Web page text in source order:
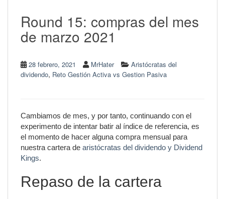
Round 15: compras del mes
de marzo 2021
28 febrero, 2021 MrHater
Aristócratas del
dividendo, Reto Gestión Activa vs Gestion Pasiva
Cambiamos de mes, y por tanto, continuando con el
experimento de intentar batir al índice de referencia, es
el momento de hacer alguna compra mensual para
nuestra cartera de aristócratas del dividendo y Dividend
Kings.
Repaso de la cartera